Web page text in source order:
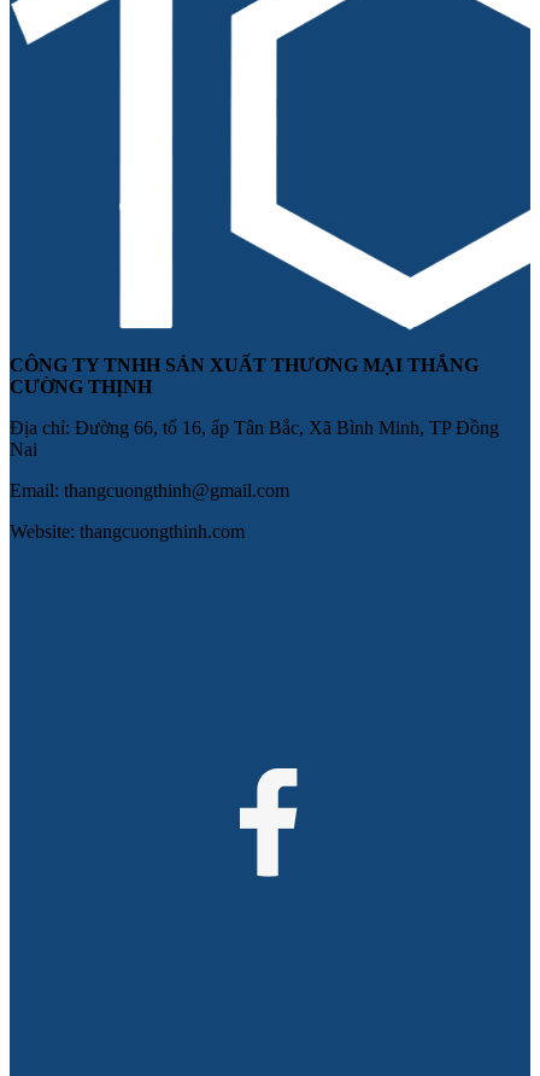
CÔNG TY TNHH SẢN XUẤT THƯƠNG MẠI THẮNG
CƯỜNG THỊNH
Địa chỉ: Đường 66, tổ 16, ấp Tân Bắc, Xã Bình Minh, TP Đồng
Nai
Email: thangcuongthinh@gmail.com
Website: thangcuongthinh.com